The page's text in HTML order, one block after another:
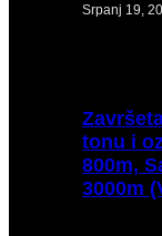
Srpanj 19,
tonu i
800m,
3000m